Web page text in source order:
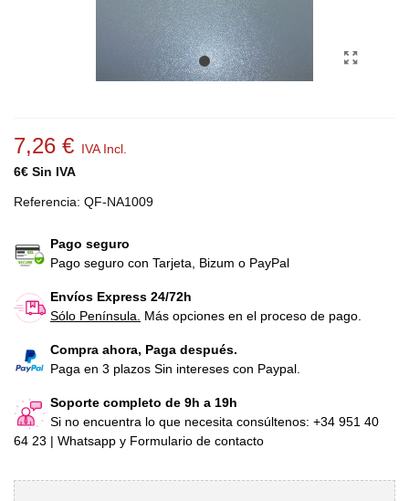
7,26 € IVA Incl.
6€ Sin IVA
Referencia: QF-NA1009
Pago seguro
Pago seguro con Tarjeta, Bizum o PayPal
Envíos Express 24/72h
Sólo Península.
Más opciones en el proceso de pago.
Compra ahora, Paga después.
Paga en 3 plazos Sin intereses con Paypal.
Soporte completo de 9h a 19h
Si no encuentra lo que necesita consúltenos: +34 951 40
64 23 | Whatsapp y Formulario de contacto